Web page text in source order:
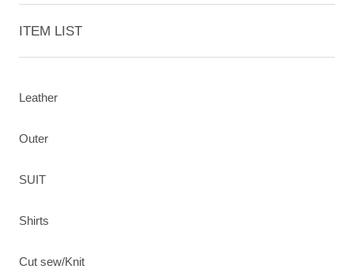
ITEM LIST
Leather
Outer
SUIT
Shirts
Cut sew/Knit